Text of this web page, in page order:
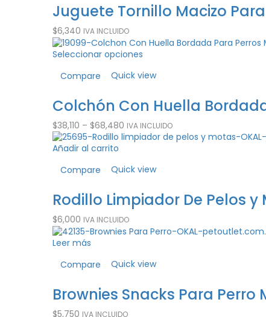
Juguete Tornillo Macizo
$6,340 IVA INCLUIDO
Seleccionar opciones
Compare
Quick view
Colchón Con Huella
$38,110 – $68,480 IVA INCLUIDO
Añadir al carrito
Compare
Quick view
Rodillo Limpiador De Pelos
$6,000 IVA INCLUIDO
Leer más
Compare
Quick view
Brownies Snacks Para
$5,750 IVA INCLUIDO